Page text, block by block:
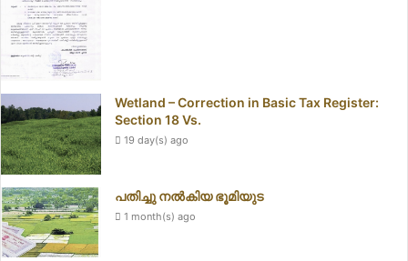
Wetland – Correction in Basic Tax Register:
Section 18 Vs.
19 day(s) ago
പതിച്ചു നൽകിയ ഭൂമിയുട
1 month(s) ago